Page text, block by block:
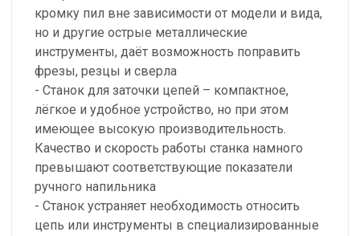
кромку пил вне зависимости от модели и вида,
но и другие острые металлические
инструменты, даёт возможность поправить
фрезы, резцы и сверла
- Станок для заточки цепей – компактное,
лёгкое и удобное устройство, но при этом
имеющее высокую производительность.
Качество и скорость работы станка намного
превышают соответствующие показатели
ручного напильника
- Станок устраняет необходимость относить
цепь или инструменты в специализированные